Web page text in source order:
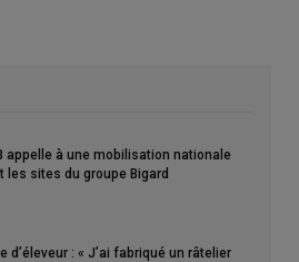
appelle à une mobilisation nationale
les sites du groupe Bigard
d’éleveur : « J’ai fabriqué un râtelier